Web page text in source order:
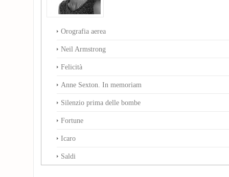
Orografia aerea
Neil Armstrong
Felicità
Anne Sexton. In memoriam
Silenzio prima delle bombe
Fortune
Icaro
Saldi